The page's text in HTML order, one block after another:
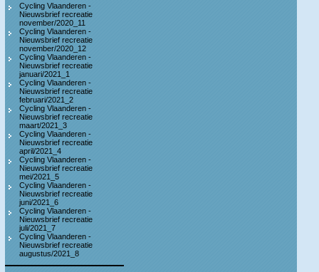
Cycling Vlaanderen -
Nieuwsbrief recreatie
november/2020_11
Cycling Vlaanderen -
Nieuwsbrief recreatie
november/2020_12
Cycling Vlaanderen -
Nieuwsbrief recreatie
januari/2021_1
Cycling Vlaanderen -
Nieuwsbrief recreatie
februari/2021_2
Cycling Vlaanderen -
Nieuwsbrief recreatie
maart/2021_3
Cycling Vlaanderen -
Nieuwsbrief recreatie
april/2021_4
Cycling Vlaanderen -
Nieuwsbrief recreatie
mei/2021_5
Cycling Vlaanderen -
Nieuwsbrief recreatie
juni/2021_6
Cycling Vlaanderen -
Nieuwsbrief recreatie
juli/2021_7
Cycling Vlaanderen -
Nieuwsbrief recreatie
augustus/2021_8